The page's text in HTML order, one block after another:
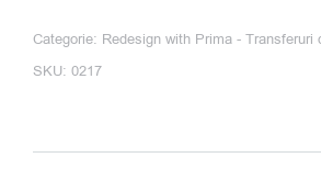
Transfer
decorativ
Categorie: Redesign with Prima - Transferuri
SKU: 0217